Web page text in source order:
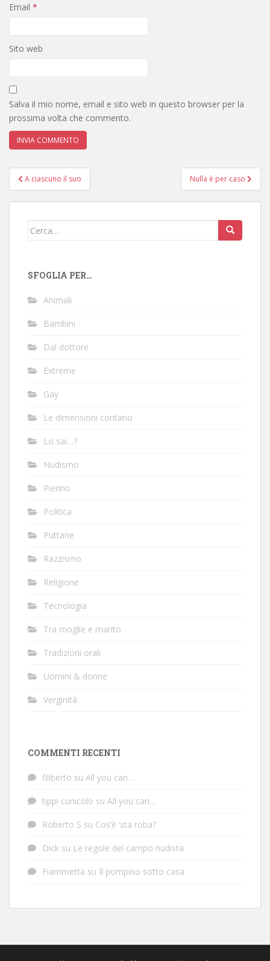
Email *
Sito web
Salva il mio nome, email e sito web in questo browser per la
prossima volta che commento.
Navigazione
articoli
A ciascuno il suo Nulla è per caso
Cerca:
SFOGLIA PER…
Animali
Bambini
Dal dottore
Extreme
Gay
Le dimensioni contano
Lo sai…?
Nudismo
Pierino
Politica
Puttane
Razzismo
Religione
Tecnologia
Tra moglie e marito
Tradizioni orali
Uomini & donne
Verginità
COMMENTI RECENTI
filiberto su All you can…
tippi cunicolo su All you can…
Roberto S su Cos’è ‘sta roba?
Dick su Le regole del campo nudista
Fiammetta su Il pompino sotto casa